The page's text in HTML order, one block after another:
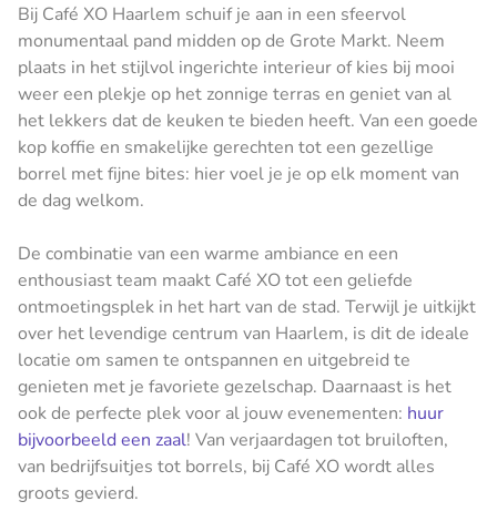
Bij Café XO Haarlem schuif je aan in een sfeervol
monumentaal pand midden op de Grote Markt. Neem
plaats in het stijlvol ingerichte interieur of kies bij mooi
weer een plekje op het zonnige terras en geniet van al
het lekkers dat de keuken te bieden heeft. Van een goede
kop koffie en smakelijke gerechten tot een gezellige
borrel met fijne bites: hier voel je je op elk moment van
de dag welkom.
De combinatie van een warme ambiance en een
enthousiast team maakt Café XO tot een geliefde
ontmoetingsplek in het hart van de stad. Terwijl je uitkijkt
over het levendige centrum van Haarlem, is dit de ideale
locatie om samen te ontspannen en uitgebreid te
genieten met je favoriete gezelschap. Daarnaast is het
ook de perfecte plek voor al jouw evenementen: huur
bijvoorbeeld een zaal! Van verjaardagen tot bruiloften,
van bedrijfsuitjes tot borrels, bij Café XO wordt alles
groots gevierd.